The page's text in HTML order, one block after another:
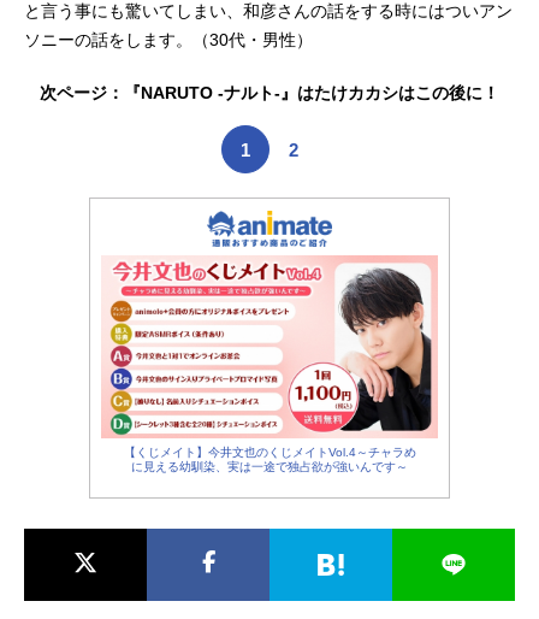
と言う事にも驚いてしまい、和彦さんの話をする時にはついアン
ソニーの話をします。（30代・男性）
次ページ：『NARUTO -ナルト-』はたけカカシはこの後に！
1 2
【くじメイト】今井文也のくじメイトVol.4～チャラめ
に見える幼馴染、実は一途で独占欲が強いんです～